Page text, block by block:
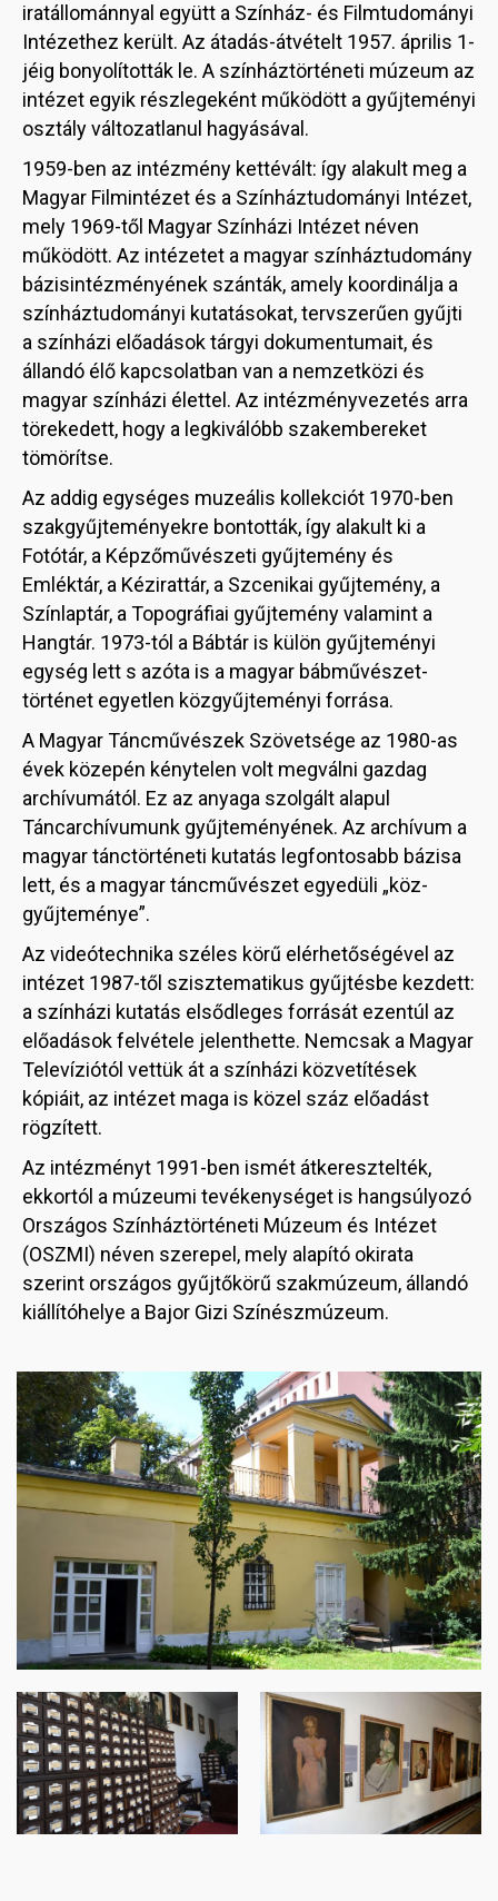
iratállománnyal együtt a Színház- és Filmtudományi
Intézethez került. Az átadás-átvételt 1957. április 1-
jéig bonyolították le. A színháztörténeti múzeum az
intézet egyik részlegeként működött a gyűjteményi
osztály változatlanul hagyásával.
1959-ben az intézmény kettévált: így alakult meg a
Magyar Filmintézet és a Színháztudományi Intézet,
mely 1969-től Magyar Színházi Intézet néven
működött. Az intézetet a magyar színháztudomány
bázisintézményének szánták, amely koordinálja a
színháztudományi kutatásokat, tervszerűen gyűjti
a színházi előadások tárgyi dokumentumait, és
állandó élő kapcsolatban van a nemzetközi és
magyar színházi élettel. Az intézményvezetés arra
törekedett, hogy a legkiválóbb szakembereket
tömörítse.
Az addig egységes muzeális kollekciót 1970-ben
szakgyűjteményekre bontották, így alakult ki a
Fotótár, a Képzőművészeti gyűjtemény és
Emléktár, a Kézirattár, a Szcenikai gyűjtemény, a
Színlaptár, a Topográfiai gyűjtemény valamint a
Hangtár. 1973-tól a Bábtár is külön gyűjteményi
egység lett s azóta is a magyar bábművészet-
történet egyetlen közgyűjteményi forrása.
A Magyar Táncművészek Szövetsége az 1980-as
évek közepén kénytelen volt megválni gazdag
archívumától. Ez az anyaga szolgált alapul
Táncarchívumunk gyűjteményének. Az archívum a
magyar tánctörténeti kutatás legfontosabb bázisa
lett, és a magyar táncművészet egyedüli „köz-
gyűjteménye”.
Az videótechnika széles körű elérhetőségével az
intézet 1987-től szisztematikus gyűjtésbe kezdett:
a színházi kutatás elsődleges forrását ezentúl az
előadások felvétele jelenthette. Nemcsak a Magyar
Televíziótól vettük át a színházi közvetítések
kópiáit, az intézet maga is közel száz előadást
rögzített.
Az intézményt 1991-ben ismét átkeresztelték,
ekkortól a múzeumi tevékenységet is hangsúlyozó
Országos Színháztörténeti Múzeum és Intézet
(OSZMI) néven szerepel, mely alapító okirata
szerint országos gyűjtőkörű szakmúzeum, állandó
kiállítóhelye a Bajor Gizi Színészmúzeum.
Image
Image Image